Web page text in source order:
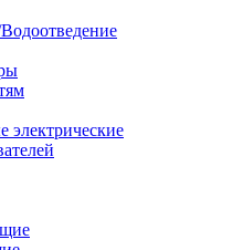
электрические